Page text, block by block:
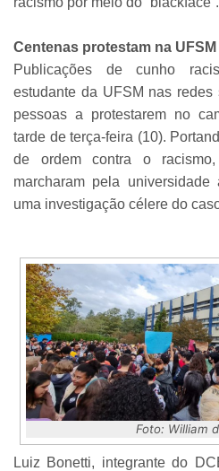
Centenas protestam na UFSM
Publicações de cunho
estudante da UFSM nas
pessoas a protestarem no
tarde de terça-feira (10).
de ordem contra o
marcharam pela
uma investigação célere do
Foto: William
Luiz Bonetti, integrante do